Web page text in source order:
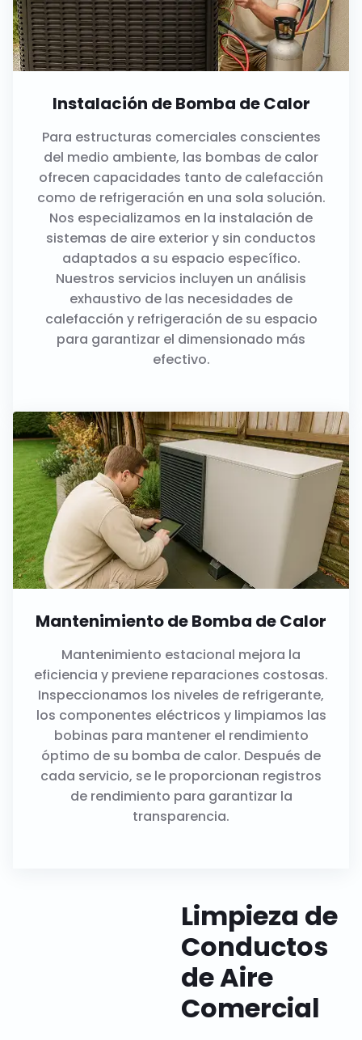
Instalación de Bomba de Calor
Para estructuras comerciales conscientes
del medio ambiente, las bombas de calor
ofrecen capacidades tanto de calefacción
como de refrigeración en una sola solución.
Nos especializamos en la instalación de
sistemas de aire exterior y sin conductos
adaptados a su espacio específico.
Nuestros servicios incluyen un análisis
exhaustivo de las necesidades de
calefacción y refrigeración de su espacio
para garantizar el dimensionado más
efectivo.
Mantenimiento de Bomba de Calor
Mantenimiento estacional mejora la
eficiencia y previene reparaciones costosas.
Inspeccionamos los niveles de refrigerante,
los componentes eléctricos y limpiamos las
bobinas para mantener el rendimiento
óptimo de su bomba de calor. Después de
cada servicio, se le proporcionan registros
de rendimiento para garantizar la
transparencia.
Limpieza de
Conductos
de Aire
Comercial